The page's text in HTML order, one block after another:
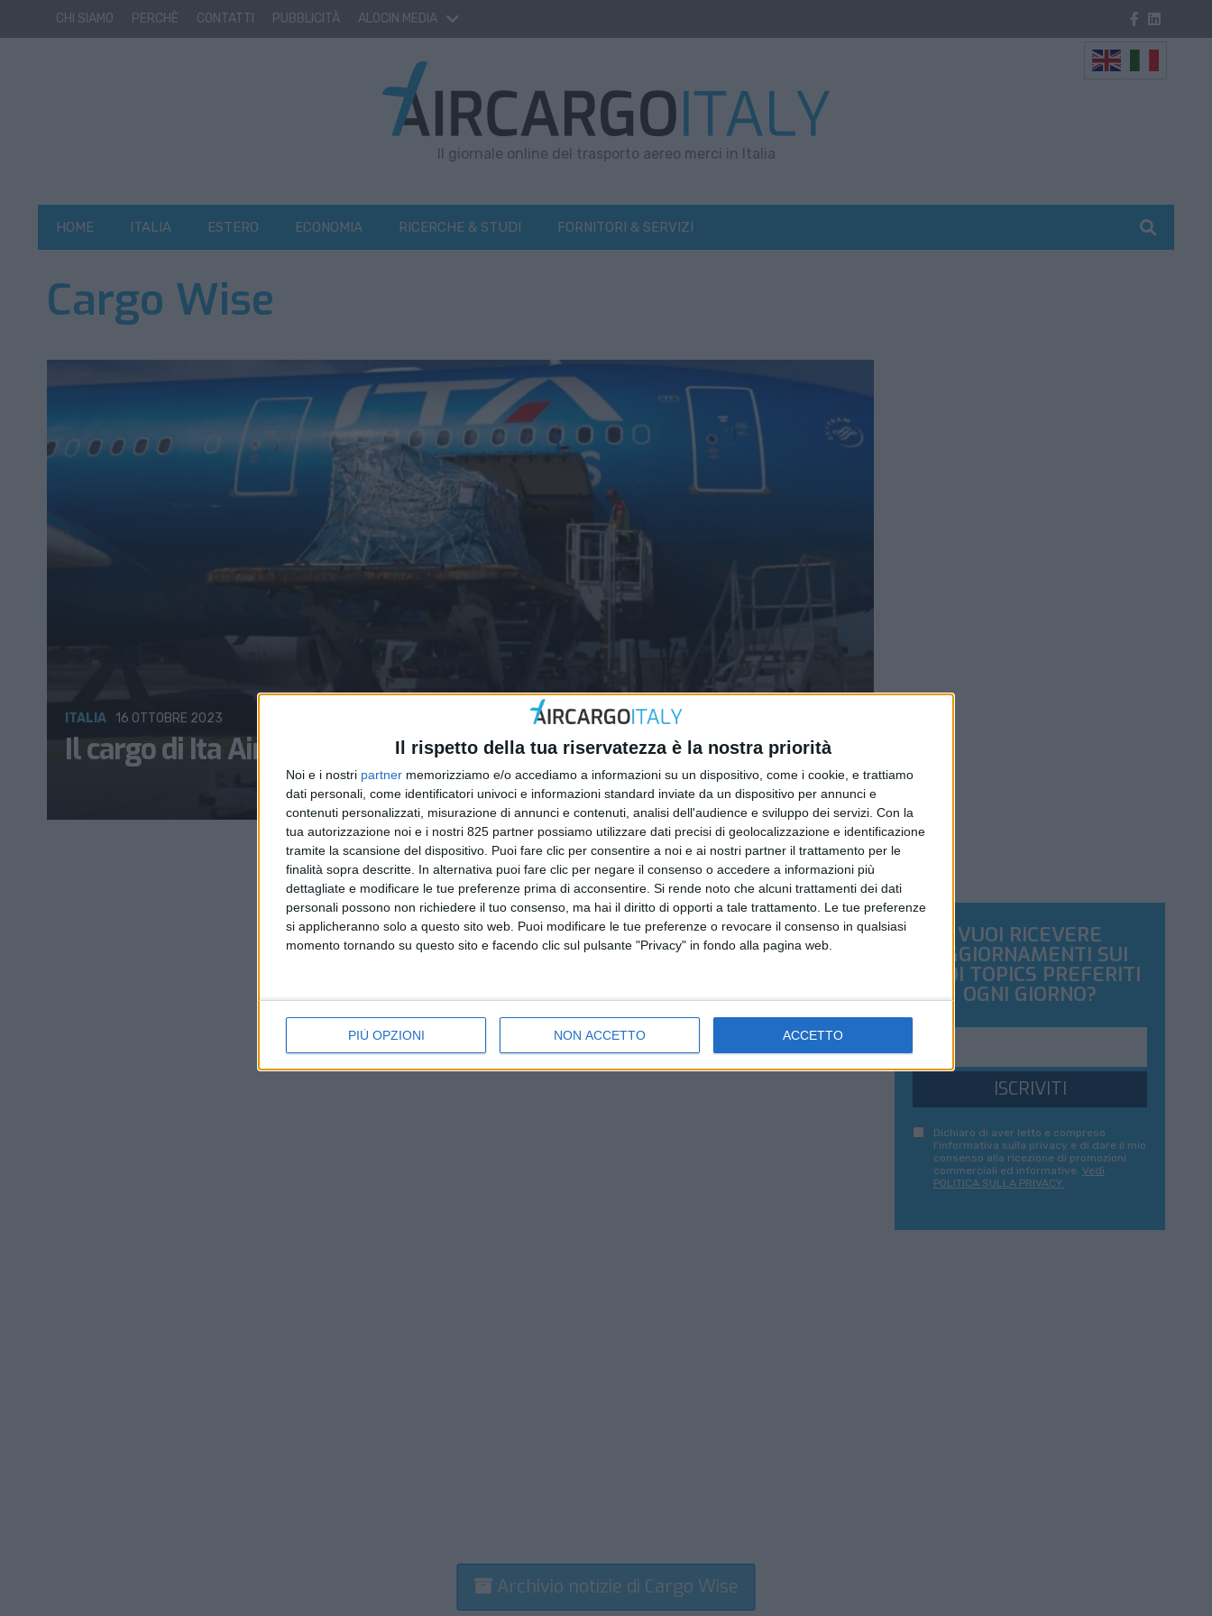
Il rispetto della tua riservatezza è la nostra priorità
Noi e i nostri partner memorizziamo e/o accediamo a informazioni su un dispositivo, come i cookie, e trattiamo
dati personali, come identificatori univoci e informazioni standard inviate da un dispositivo per annunci e
contenuti personalizzati, misurazione di annunci e contenuti, analisi dell'audience e sviluppo dei servizi. Con la
tua autorizzazione noi e i nostri 825 partner possiamo utilizzare dati precisi di geolocalizzazione e identificazione
tramite la scansione del dispositivo. Puoi fare clic per consentire a noi e ai nostri partner il trattamento per le
finalità sopra descritte. In alternativa puoi fare clic per negare il consenso o accedere a informazioni più
dettagliate e modificare le tue preferenze prima di acconsentire. Si rende noto che alcuni trattamenti dei dati
personali possono non richiedere il tuo consenso, ma hai il diritto di opporti a tale trattamento. Le tue preferenze
si applicheranno solo a questo sito web. Puoi modificare le tue preferenze o revocare il consenso in qualsiasi
momento tornando su questo sito e facendo clic sul pulsante "Privacy" in fondo alla pagina web.
PIÙ OPZIONI NON ACCETTO ACCETTO
CHI SIAMO PERCHÈ CONTATTI PUBBLICITÀ ALOCIN MEDIA
Il giornale online del trasporto aereo merci in Italia
HOME ITALIA ESTERO ECONOMIA RICERCHE & STUDI FORNITORI & SERVIZI
Cargo Wise
Il cargo di Ita Airways entra in Cargo Wise
ITALIA 16 OTTOBRE 2023
VUOI RICEVERE
AGGIORNAMENTI SUI
TUOI TOPICS PREFERITI
OGNI GIORNO?
ISCRIVITI
Dichiaro di aver letto e compreso
l'informativa sulla privacy e di dare il mio
consenso alla ricezione di promozioni
commerciali ed informative. Vedi
POLITICA SULLA PRIVACY.
Archivio notizie di Cargo Wise